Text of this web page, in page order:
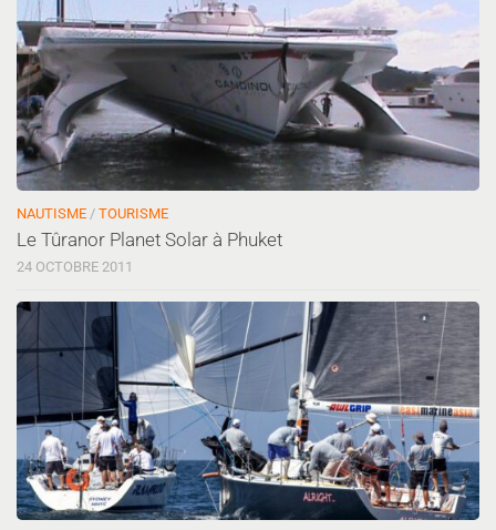
NAUTISME / TOURISME
Le Tûranor Planet Solar à Phuket
24 OCTOBRE 2011